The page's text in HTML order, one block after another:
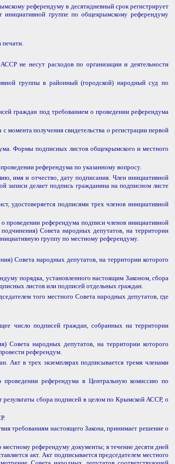
референдуму в десятидневный срок регистрирует
инициативной группе по общекрымскому референдуму
печати.
не несут расходов по организации и деятельности
группы в районный (городской) народный суд по
граждан под требованием о проведении референдума
получения свидетельства о регистрации первой
Формы подписных листов общекрымского и местного
референдума по указанному вопросу.
имя и отчество, дату подписания. Член инициативной
записи делает подпись гражданина на подписном листе
удостоверяется подписями трех членов инициативной
проведении референдума подписи членов инициативной
Совета народных депутатов, на территории
группу по местному референдуму.
Совета народных депутатов, на территории которого
порядка, установленного настоящим Законом, сбора
листов или подписей отдельных граждан.
того местного Совета народных депутатов, где
число подписей граждан, собранных на территории
Совета народных депутатов, на территории которого
референдум.
Акт в трех экземплярах подписывается тремя членами
проведении референдума в Центральную комиссию по
результаты сбора подписей в целом по Крымской АССР, о
требованиям настоящего Закона, принимает решение о
местному референдуму документы; в течение десяти дней
акт. Акт подписывается председателем местного